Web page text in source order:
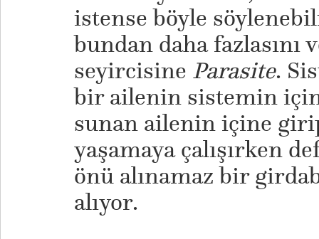
istense böyle
bundan daha fazlasını
seyircisine Parasite.
bir ailenin sistemin
sunan ailenin içine
yaşamaya çalışırken
önü alınamaz bir
alıyor.